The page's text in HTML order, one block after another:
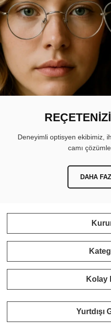
Deneyimli optisyen ekibimiz,
camı
DAHA
Kolay
Yurtdışı